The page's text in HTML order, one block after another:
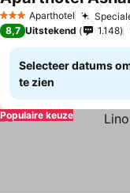
3 SterrenAparthotel
8,7 Uitstekend 1.148
Selecteer datums
te zien
Populaire keuze